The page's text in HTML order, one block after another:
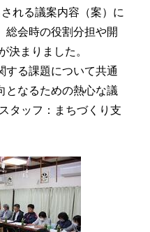
れる議案内容（案）に
総会時の役割分担や開
決まりました。
る課題について共通
となるための熱心な議
タッフ：まちづくり支